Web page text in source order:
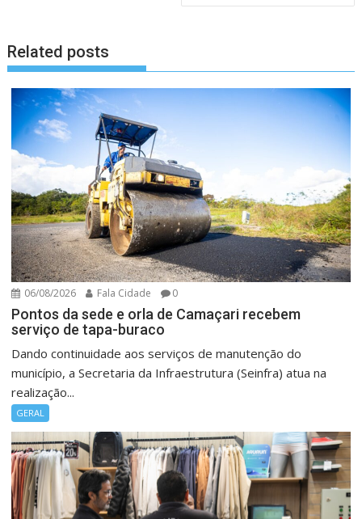
Related posts
06/08/2026 Fala Cidade 0
Pontos da sede e orla de Camaçari recebem
serviço de tapa-buraco
Dando continuidade aos serviços de manutenção do
município, a Secretaria da Infraestrutura (Seinfra) atua na
realização...
GERAL